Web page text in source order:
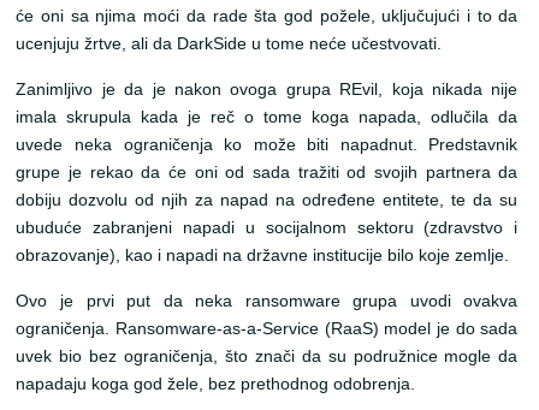
će oni sa njima moći da rade šta god požele, uključujući i to da
ucenjuju žrtve, ali da DarkSide u tome neće učestvovati.
Zanimljivo je da je nakon ovoga grupa REvil, koja nikada nije
imala skrupula kada je reč o tome koga napada, odlučila da
uvede neka ograničenja ko može biti napadnut. Predstavnik
grupe je rekao da će oni od sada tražiti od svojih partnera da
dobiju dozvolu od njih za napad na određene entitete, te da su
ubuduće zabranjeni napadi u socijalnom sektoru (zdravstvo i
obrazovanje), kao i napadi na državne institucije bilo koje zemlje.
Ovo je prvi put da neka ransomware grupa uvodi ovakva
ograničenja. Ransomware-as-a-Service (RaaS) model je do sada
uvek bio bez ograničenja, što znači da su podružnice mogle da
napadaju koga god žele, bez prethodnog odobrenja.